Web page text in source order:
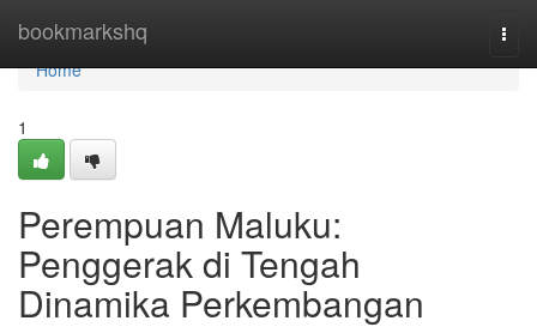
bookmarkshq
Home
Home
1
Perempuan Maluku:
Penggerak di Tengah
Dinamika Perkembangan